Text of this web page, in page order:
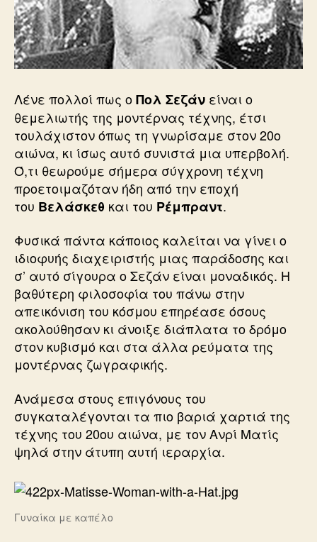
Λένε πολλοί πως οΠολ Σεζάν είναι ο
θεμελιωτής της μοντέρνας τέχνης, έτσι
τουλάχιστον όπως τη γνωρίσαμε στον 20ο
αιώνα, κι ίσως αυτό συνιστά μια υπερβολή.
Ό,τι θεωρούμε σήμερα σύγχρονη τέχνη
προετοιμαζόταν ήδη από την εποχή
του Βελάσκεθ και του Ρέμπραντ.
Φυσικά πάντα κάποιος καλείται να γίνει ο
ιδιοφυής διαχειριστής μιας παράδοσης και
σ’ αυτό σίγουρα ο Σεζάν είναι μοναδικός. Η
βαθύτερη φιλοσοφία του πάνω στην
απεικόνιση του κόσμου επηρέασε όσους
ακολούθησαν κι άνοιξε διάπλατα το δρόμο
στον κυβισμό και στα άλλα ρεύματα της
μοντέρνας ζωγραφικής.
Ανάμεσα στους επιγόνους του
συγκαταλέγονται τα πιο βαριά χαρτιά της
τέχνης του 20ου αιώνα, με τον Ανρί Ματίς
ψηλά στην άτυπη αυτή ιεραρχία.
Γυναίκα με καπέλο